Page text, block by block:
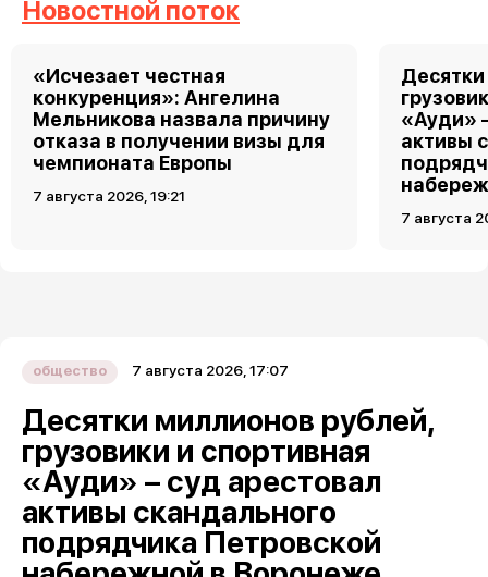
Новостной поток
«Исчезает честная
конкуренция»: Ангелина
Мельникова назвала причину
отказа в получении визы для
чемпионата Европы
7 августа 2026, 19:21
«Ауди»
активы
7 августа
общество 7 августа 2026, 17:07
Десятки миллионов рублей,
грузовики и спортивная
«Ауди» – суд арестовал
активы скандального
подрядчика Петровской